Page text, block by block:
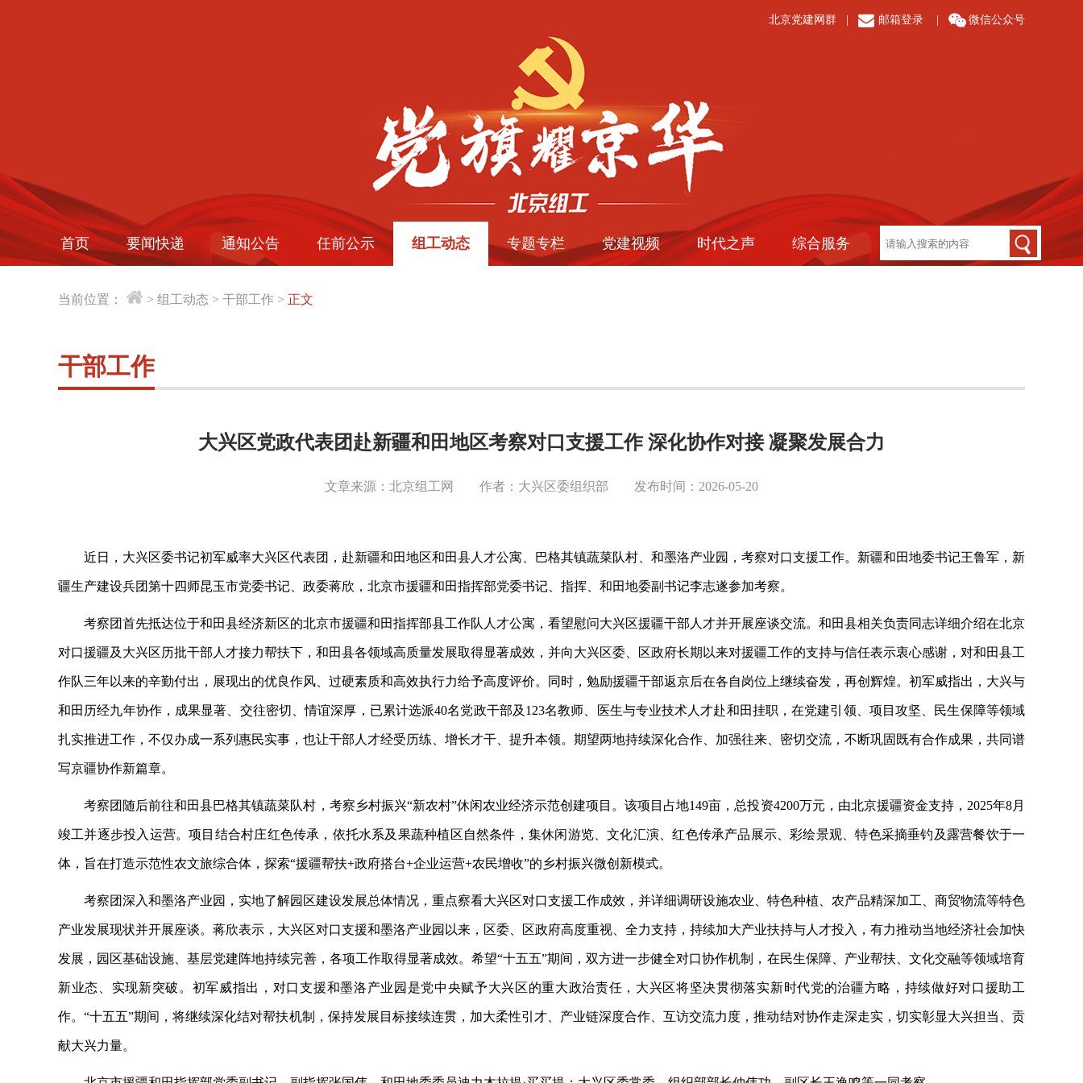
北京党建网群 邮箱登录 微信公众号
首页 要闻快递 通知公告 任前公示 组工动态 专题专栏 党建视频 时代之声 综合服务
当前位置： > 组工动态 > 干部工作 > 正文
干部工作
大兴区党政代表团赴新疆和田地区考察对口支援工作 深化协作对接 凝聚发展合力
文章来源：北京组工网 作者：大兴区委组织部 发布时间：2026-05-20
近日，大兴区委书记初军威率大兴区代表团，赴新疆和田地区和田县人才公寓、巴格其镇蔬菜队村、和墨洛产业园，考察对口支援工作。新疆和田地委书记王鲁军，新
疆生产建设兵团第十四师昆玉市党委书记、政委蒋欣，北京市援疆和田指挥部党委书记、指挥、和田地委副书记李志遂参加考察。
考察团首先抵达位于和田县经济新区的北京市援疆和田指挥部县工作队人才公寓，看望慰问大兴区援疆干部人才并开展座谈交流。和田县相关负责同志详细介绍在北京
对口援疆及大兴区历批干部人才接力帮扶下，和田县各领域高质量发展取得显著成效，并向大兴区委、区政府长期以来对援疆工作的支持与信任表示衷心感谢，对和田县工
作队三年以来的辛勤付出，展现出的优良作风、过硬素质和高效执行力给予高度评价。同时，勉励援疆干部返京后在各自岗位上继续奋发，再创辉煌。初军威指出，大兴与
和田历经九年协作，成果显著、交往密切、情谊深厚，已累计选派40名党政干部及123名教师、医生与专业技术人才赴和田挂职，在党建引领、项目攻坚、民生保障等领域
扎实推进工作，不仅办成一系列惠民实事，也让干部人才经受历练、增长才干、提升本领。期望两地持续深化合作、加强往来、密切交流，不断巩固既有合作成果，共同谱
写京疆协作新篇章。
考察团随后前往和田县巴格其镇蔬菜队村，考察乡村振兴“新农村”休闲农业经济示范创建项目。该项目占地149亩，总投资4200万元，由北京援疆资金支持，2025年8月
竣工并逐步投入运营。项目结合村庄红色传承，依托水系及果蔬种植区自然条件，集休闲游览、文化汇演、红色传承产品展示、彩绘景观、特色采摘垂钓及露营餐饮于一
体，旨在打造示范性农文旅综合体，探索“援疆帮扶+政府搭台+企业运营+农民增收”的乡村振兴微创新模式。
考察团深入和墨洛产业园，实地了解园区建设发展总体情况，重点察看大兴区对口支援工作成效，并详细调研设施农业、特色种植、农产品精深加工、商贸物流等特色
产业发展现状并开展座谈。蒋欣表示，大兴区对口支援和墨洛产业园以来，区委、区政府高度重视、全力支持，持续加大产业扶持与人才投入，有力推动当地经济社会加快
发展，园区基础设施、基层党建阵地持续完善，各项工作取得显著成效。希望“十五五”期间，双方进一步健全对口协作机制，在民生保障、产业帮扶、文化交融等领域培育
新业态、实现新突破。初军威指出，对口支援和墨洛产业园是党中央赋予大兴区的重大政治责任，大兴区将坚决贯彻落实新时代党的治疆方略，持续做好对口援助工
作。“十五五”期间，将继续深化结对帮扶机制，保持发展目标接续连贯，加大柔性引才、产业链深度合作、互访交流力度，推动结对协作走深走实，切实彰显大兴担当、贡
献大兴力量。